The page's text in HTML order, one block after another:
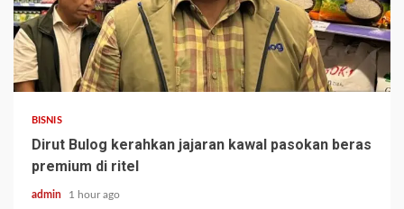
BISNIS
Dirut Bulog kerahkan jajaran kawal pasokan beras
premium di ritel
admin 1 hour ago